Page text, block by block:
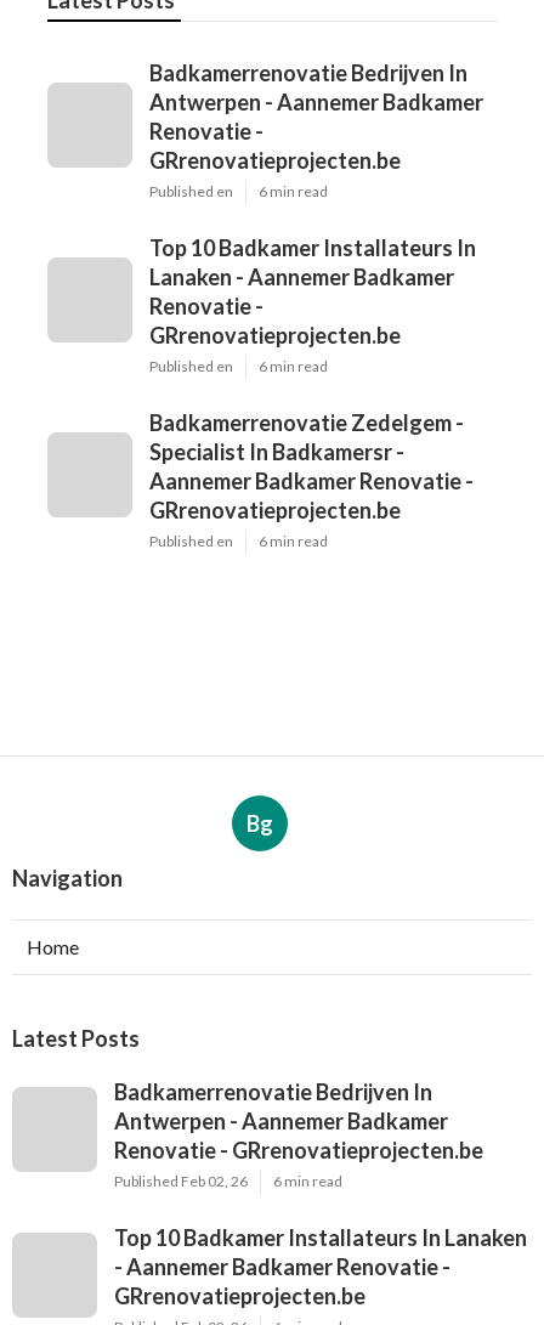
Badkamerrenovatie Bedrijven In
Antwerpen - Aannemer Badkamer
Renovatie -
GRrenovatieprojecten.be
Published en 6 min read
Top 10 Badkamer Installateurs In
Lanaken - Aannemer Badkamer
Renovatie -
GRrenovatieprojecten.be
Published en 6 min read
Badkamerrenovatie Zedelgem -
Specialist In Badkamersr -
Aannemer Badkamer Renovatie -
GRrenovatieprojecten.be
Published en 6 min read
Bg
Navigation
Home
Latest Posts
Badkamerrenovatie Bedrijven In
Antwerpen - Aannemer Badkamer
Renovatie - GRrenovatieprojecten.be
Published Feb 02, 26 6 min read
Top 10 Badkamer Installateurs In Lanaken
- Aannemer Badkamer Renovatie -
GRrenovatieprojecten.be